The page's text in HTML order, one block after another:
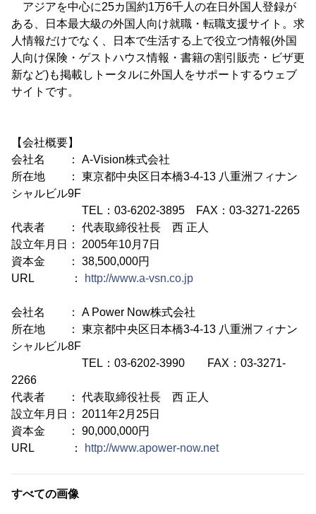
アジアを中心に25カ国約1万6千人の在日外国人登録が
ある、日本最大級の外国人向け就職・転職支援サイト。求
人情報だけでなく、日本で生活する上で役立つ情報(外国
人向け保険・ゲストハウス情報・書籍の割引販売・ビザ更
新など)も掲載しトータルに外国人をサポートするウェブ
サイトです。
【会社概要】
会社名 ： A-Vision株式会社
所在地 ： 東京都中央区日本橋3-4-13 八重洲フィナン
シャルビル9F
TEL：03-6202-3895 FAX：03-3271-2265
代表者 ： 代表取締役社長 西 正人
設立年月日： 2005年10月7日
資本金 ： 38,500,000円
URL ：
http://www.a-vsn.co.jp
会社名 ： A Power Now株式会社
所在地 ： 東京都中央区日本橋3-4-13 八重洲フィナン
シャルビル8F
TEL：03-6202-3990 FAX：03-3271-
2266
代表者 ： 代表取締役社長 西 正人
設立年月日： 2011年2月25日
資本金 ： 90,000,000円
URL ：
http://www.apower-now.net
すべての画像